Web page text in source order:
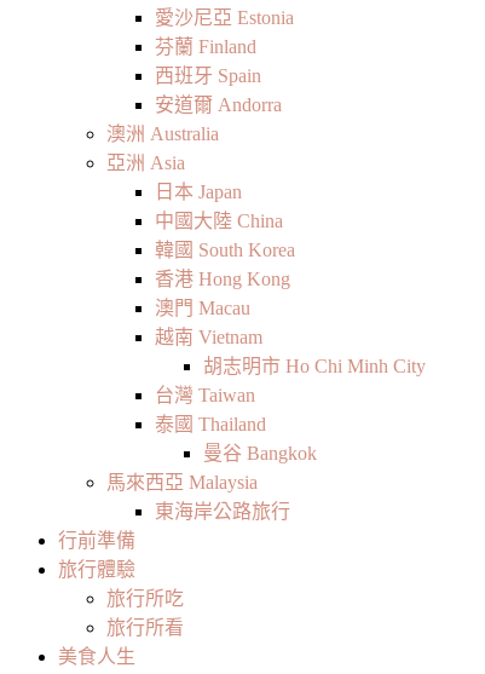
愛沙尼亞 Estonia
芬蘭 Finland
西班牙 Spain
安道爾 Andorra
澳洲 Australia
亞洲 Asia
日本 Japan
中國大陸 China
韓國 South Korea
香港 Hong Kong
澳門 Macau
越南 Vietnam
胡志明市 Ho Chi Minh City
台灣 Taiwan
泰國 Thailand
曼谷 Bangkok
馬來西亞 Malaysia
東海岸公路旅行
行前準備
旅行體驗
旅行所吃
旅行所看
美食人生